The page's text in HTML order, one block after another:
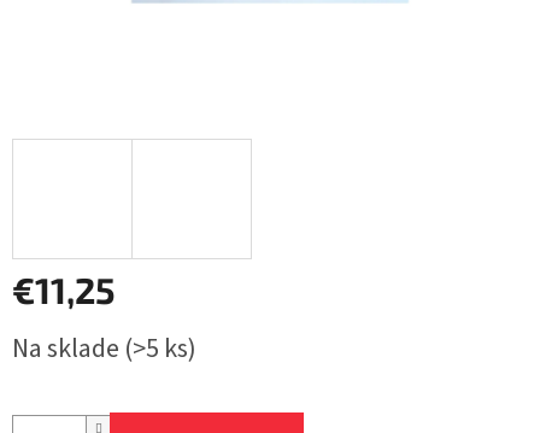
€11,25
cena:
Na sklade (>5 ks)